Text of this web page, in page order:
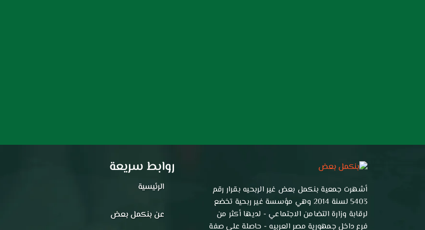
أشهرت جمعية بنكمل بعض غير الربحيه بقرار رقم
5403 لسنة 2014 وهي مؤسسة غير ربحية تخضع
لرقابة وزارة التضامن الاجتماعي - لديها أكثر من
فرع داخل جمهورية مصر العربيه - حاصلة علي صفة
روابط سريعة
الرئيسية
عن بنكمل بعض